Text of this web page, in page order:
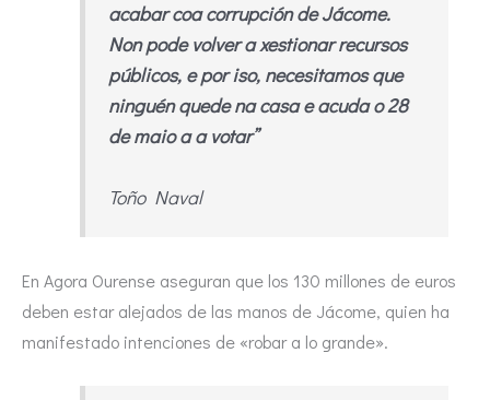
acabar coa corrupción de Jácome.
Non pode volver a xestionar recursos
públicos, e por iso, necesitamos que
ninguén quede na casa e acuda o 28
de maio a a votar”
Toño Naval
En Agora Ourense aseguran que los 130 millones de euros
deben estar alejados de las manos de Jácome, quien ha
manifestado intenciones de «robar a lo grande».